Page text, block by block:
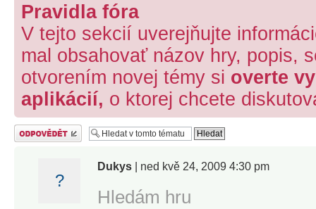
Pravidla fóra
V tejto sekcií uverejňujte
mal obsahovať názov hry, popis,
otvorením novej témy si overte
aplikácií, o ktorej chcete
Odeslat odpověď
?
Dukys | ned kvě 24, 2009 4:30 pm
Hledám hru